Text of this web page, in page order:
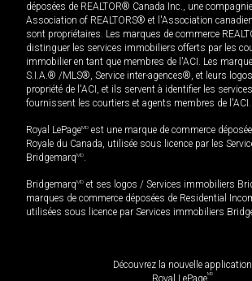
déposées de REALTOR® Canada Inc., une
Association of REALTORS® et l'Association
sont propriétaires. Les marques de commerce
distinguer les services immobiliers offerts par les
immobilier en tant que membres de l'ACI. Les
S.I.A.® /MLS®, Service inter-agences®, et leurs
propriété de l'ACI, et ils servent à identifier les
fournissent les courtiers et agents membres de l'ACI.
Royal LePageMD est une marque de commerce
Royale du Canada, utilisée sous licence par les
BridgemarqMD.
BridgemarqMD et ses logos / Services immobiliers
marques de commerce déposées de Residential
utilisées sous licence par Services immobiliers
Découvrez la nouvelle application
Royal LePageMD